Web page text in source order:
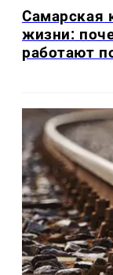
Самарская
жизни:
работают